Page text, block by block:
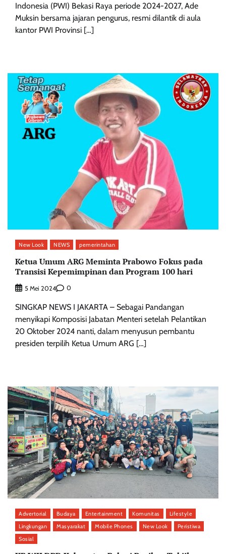
Indonesia (PWI) Bekasi Raya periode 2024-2027, Ade
Muksin bersama jajaran pengurus, resmi dilantik di aula
kantor PWI Provinsi […]
New Look NEWS pemerintahan
Ketua Umum ARG Meminta Prabowo Fokus pada
Transisi Kepemimpinan dan Program 100 hari
5 Mei 2024 0
SINGKAP NEWS I JAKARTA – Sebagai Pandangan
menyikapi Komposisi Jabatan Menteri setelah Pelantikan
20 Oktober 2024 nanti, dalam menyusun pembantu
presiden terpilih Ketua Umum ARG […]
Advertorial Budaya Entertainment Komunitas
Lifestyle
Lingkungan
Masyarakat Mobile Phones New Look
Peristiwa
Sosial